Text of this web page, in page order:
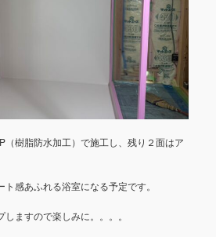
（樹脂防水加工）で施工し、残り２面はア
感あふれる浴室になる予定です。
ますので楽しみに。。。。